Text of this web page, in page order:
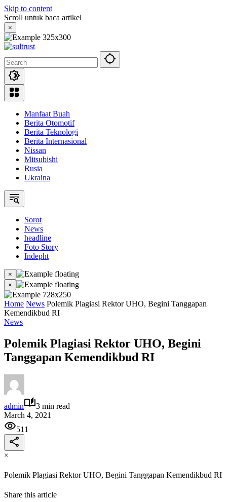
Skip to content
Scroll untuk baca artikel
×
Manfaat Buah
Berita Otomotif
Berita Teknologi
Berita Internasional
Nissan
Mitsubishi
Rusia
Ukraina
Sorot
News
headline
Foto Story
Indepht
×
×
Home News Polemik Plagiasi Rektor UHO, Begini Tanggapan
Kemendikbud RI
News
Polemik Plagiasi Rektor UHO, Begini
Tanggapan Kemendikbud RI
admin
3 min read
March 4, 2021
511
×
Polemik Plagiasi Rektor UHO, Begini Tanggapan Kemendikbud RI
Share this article